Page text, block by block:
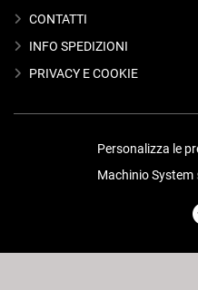
CONTATTI
INFO SPEDIZIONI
PRIVACY E COOKIE
Personalizza le
Machinio System